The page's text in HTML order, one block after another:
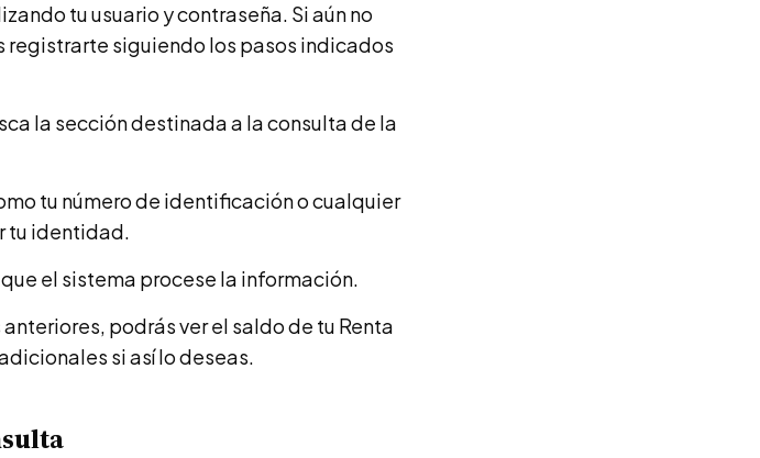
tu usuario y contraseña. Si aún no
registrarte siguiendo los pasos indicados
la sección destinada a la consulta de la
tu número de identificación o cualquier
tu identidad.
el sistema procese la información.
podrás ver el saldo de tu Renta
si así lo deseas.